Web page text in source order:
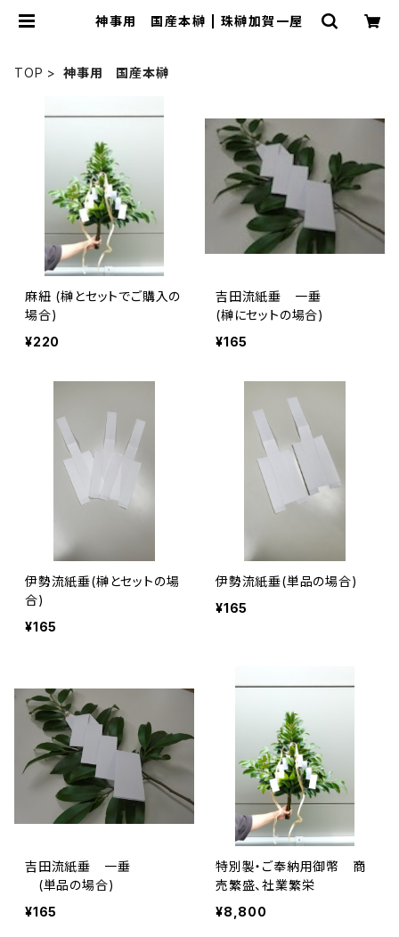
神事用 国産本榊 | 珠榊加賀一屋
TOP 神事用 国産本榊
麻紐 (榊とセットでご購入の
場合)
¥220
吉田流紙垂 一垂
(榊にセットの場合)
¥165
伊勢流紙垂(榊とセットの場
合)
¥165
伊勢流紙垂(単品の場合)
¥165
吉田流紙垂 一垂
(単品の場合)
¥165
特別製・ご奉納用御幣 商
売繁盛、社業繁栄
¥8,800